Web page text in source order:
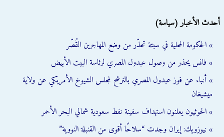
أحدث الأخبار (سياسة)
» الحكومة المحلية في سبتة تحذّر من وضع المهاجرين القُصّر
» فانس يحذر من وصول عبدول المصري لرئاسة البيت الأبيض
» أنباء عن فوز عبدول المصري بالترشح لمجلس الشيوخ الأمريكي عن ولاية
ميشيغان
» الحوثيون يعلنون استهداف سفينة نفط سعودية شمالي البحر الأحمر
» نيوزويك: إيران وجدت “سلاحًا أقوى من القنبلة النووية”